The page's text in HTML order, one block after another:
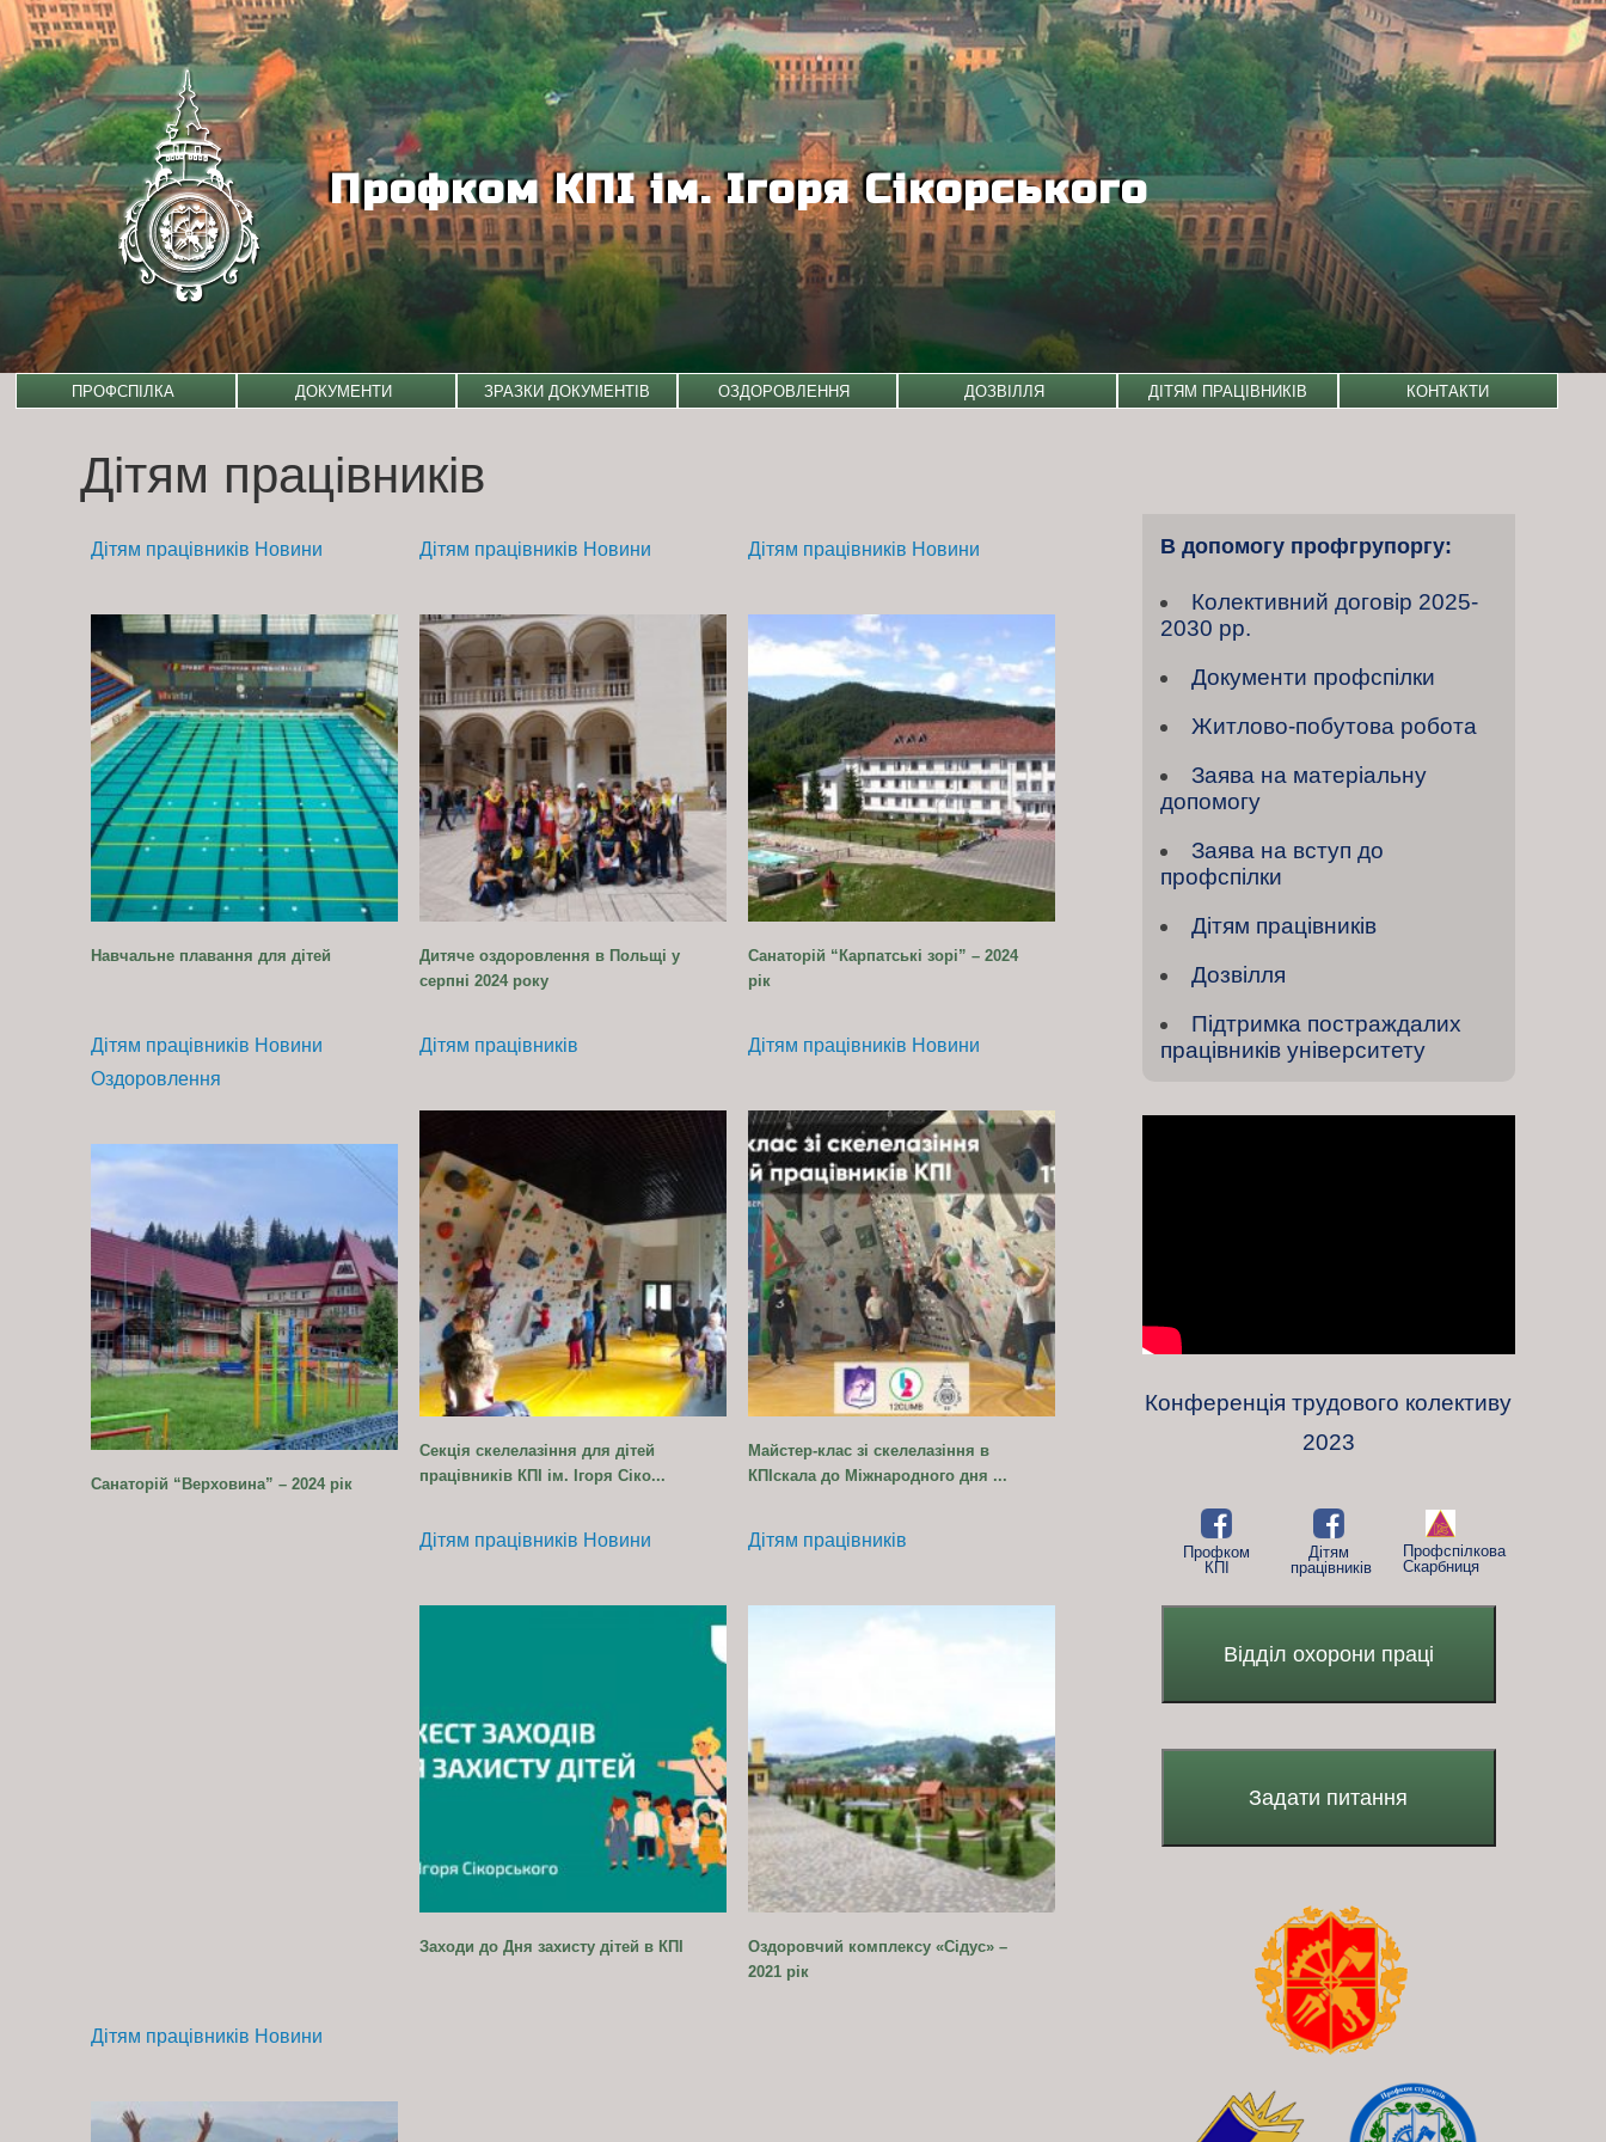
Профком КПІ ім. Ігоря Сікорського
ПРОФСПІЛКА ДОКУМЕНТИ ЗРАЗКИ ДОКУМЕНТІВ ОЗДОРОВЛЕННЯ ДОЗВІЛЛЯ ДІТЯМ ПРАЦІВНИКІВ КОНТАКТИ
Дітям працівників
Дітям працівників Новини
Навчальне плавання для дітей
Дітям працівників Новини
Дитяче оздоровлення в Польщі у
серпні 2024 року
Дітям працівників Новини
Санаторій “Карпатські зорі” – 2024
рік
Дітям працівників Новини
Оздоровлення
Санаторій “Верховина” – 2024 рік
Дітям працівників
Секція скелелазіння для дітей
працівників КПІ ім. Ігоря Сіко...
Дітям працівників Новини
Майстер-клас зі скелелазіння в
КПІскала до Міжнародного дня ...
Дітям працівників Новини
Заходи до Дня захисту дітей в КПІ
Дітям працівників
Оздоровчий комплексу «Сідус» –
2021 рік
Дітям працівників Новини
В допомогу профгрупоргу:
Колективний договiр 2025-
2030 рр.
Документи профспілки
Житлово-побутова робота
Заява на матеріальну
допомогу
Заява на вступ до
профспілки
Дітям працівників
Дозвілля
Підтримка постраждалих
працівників університету
Конференція трудового колективу
2023
Профком
КПІ
Дітям
працівників
Профспілкова
Скарбниця
Відділ охорони праці
Задати питання